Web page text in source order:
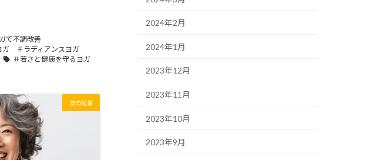
で不調改善
＃ラディアンスヨガ
＃若さと健康を守るヨガ
次の記事
2024年2月
2024年1月
2023年12月
2023年11月
2023年10月
2023年9月